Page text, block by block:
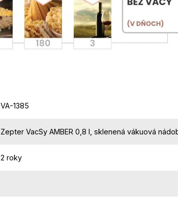
VA-1385
Zepter VacSy AMBER 0,8 l, sklenená vákuová
2 roky